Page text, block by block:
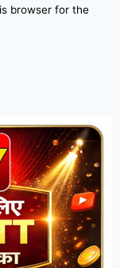
browser for the